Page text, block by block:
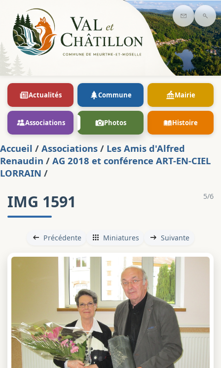
Contact
Actualités Commune Mairie
Associations Photos Histoire
Accueil / Associations / Les Amis d'Alfred
Renaudin / AG 2018 et conférence ART-EN-CIEL
LORRAIN /
5/6
IMG 1591
Précédente Miniatures Suivante